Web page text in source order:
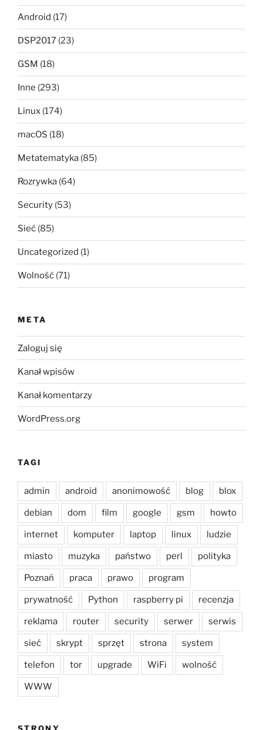
Android (17)
DSP2017 (23)
GSM (18)
Inne (293)
Linux (174)
macOS (18)
Metatematyka (85)
Rozrywka (64)
Security (53)
Sieć (85)
Uncategorized (1)
Wolność (71)
META
Zaloguj się
Kanał wpisów
Kanał komentarzy
WordPress.org
TAGI
admin android anonimowość blog blox
debian dom film google gsm howto
internet komputer laptop linux ludzie
miasto muzyka państwo perl polityka
Poznań praca prawo program
prywatność Python raspberry pi recenzja
reklama router security serwer serwis
sieć skrypt sprzęt strona system
telefon tor upgrade WiFi wolność
WWW
STRONY